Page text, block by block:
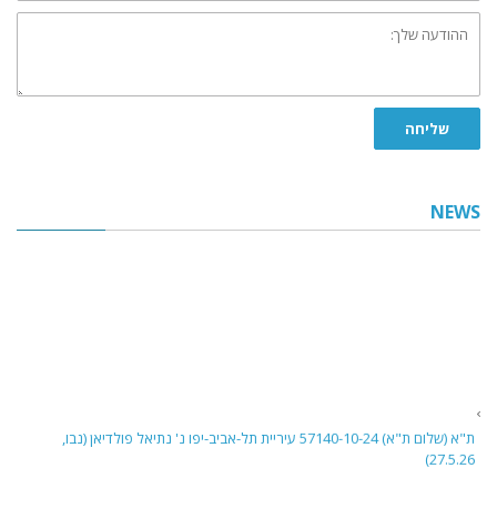
ההודעה
שלך:
שליחה
NEWS
ת"א (שלום ת"א) 57140-10-24 עיריית תל-אביב-יפו נ' נתיאל פולדיאן (נבו,
27.5.26)